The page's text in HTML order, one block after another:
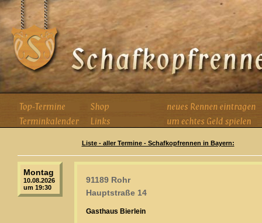
Liste - aller Termine - Schafkopfrennen in Bayern:
Montag
10.08.2026
um 19:30
91189 Rohr
Hauptstraße 14
Gasthaus Bierlein